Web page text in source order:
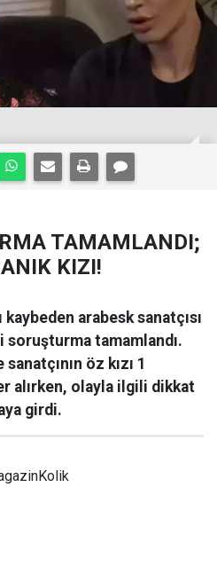
TAMAMLANDI;
KIZI!
arabesk sanatçısı
tamamlandı.
öz kızı 1
alırken, olayla ilgili dikkat
girdi.